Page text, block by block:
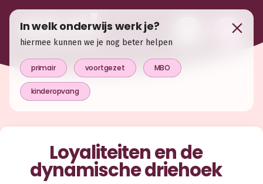
Loyaliteiten en de
dynamische driehoek
In welk onderwijs werk je?
hiermee kunnen we je nog beter helpen
primair voortgezet MBO
kinderopvang